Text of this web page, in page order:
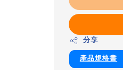
分享
產品規格書